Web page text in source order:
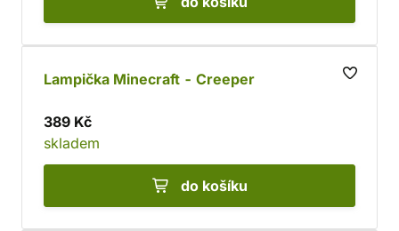
Lampička Minecraft - Creeper
389 Kč
skladem
do košíku